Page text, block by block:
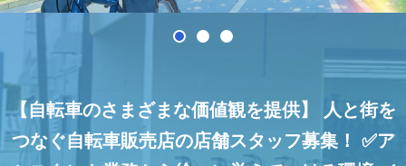
【自転車のさまざまな価値観を提供】
人と街を
つなぐ自転車販売店の店舗スタッフ募集！
✅ア